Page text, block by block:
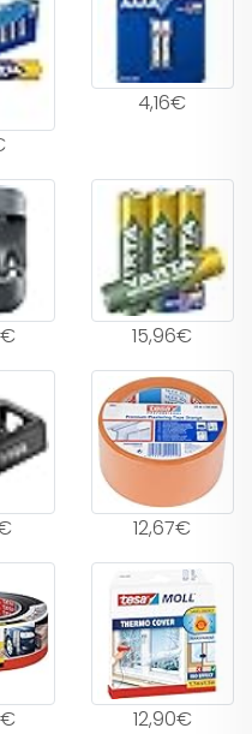
4,16€
15,96€
12,67€
12,90€